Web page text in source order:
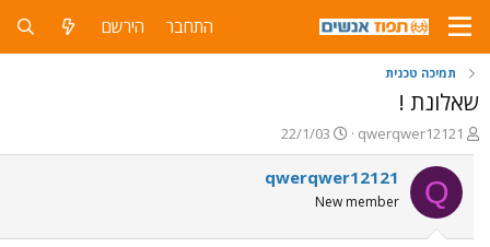
התחבר הירשם
תמיכה טכנית
שאלונת !
פ
ו
ת
ח
ה
qwerqwer12121
פ
ו
ר
ם
22/1/03
Q
qwerqwer12121
New member